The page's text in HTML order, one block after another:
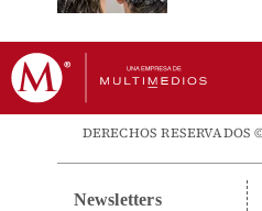
DERECHOS RESERVADOS
Newsletters